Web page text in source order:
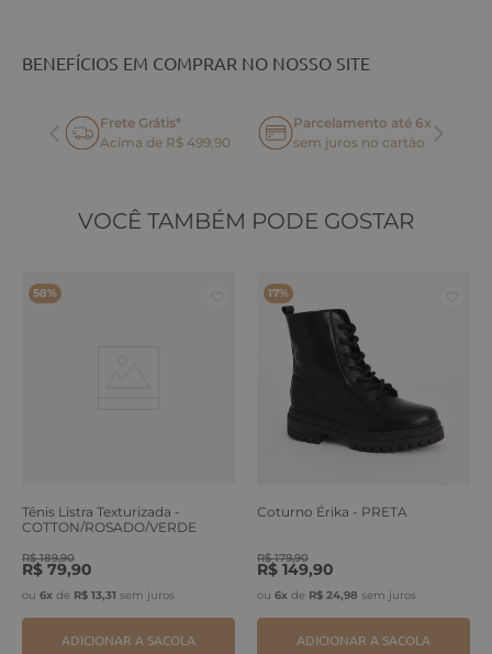
BENEFÍCIOS EM COMPRAR NO NOSSO SITE
Frete Grátis*
Acima de R$ 499,90
Parcelamento até 6x
sem juros no cartão
VOCÊ TAMBÉM PODE GOSTAR
58%
Tênis Listra Texturizada -
COTTON/ROSADO/VERDE
R$ 189,90
R$ 79,90
ou 6x de R$ 13,31 sem juros
ADICIONAR A SACOLA
17%
Coturno Érika - PRETA
R$ 179,90
R$ 149,90
ou 6x de R$ 24,98 sem juros
ADICIONAR A SACOLA